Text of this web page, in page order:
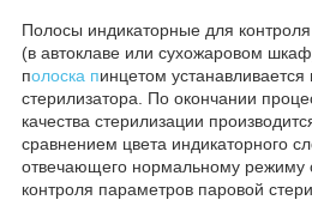
Полосы индикаторные для контроля
(в автоклаве или сухожаровом
полоска пинцетом устанавливается
стерилизатора. По окончании
качества стерилизации
сравнением цвета индикаторного
отвечающего нормальному режиму
контроля параметров паровой